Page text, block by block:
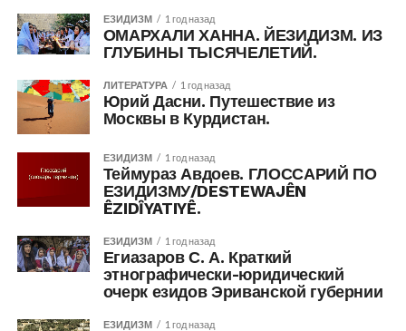
ЕЗИДИЗМ 1 год назад
ОМАРХАЛИ ХАННА. ЙЕЗИДИЗМ. ИЗ
ГЛУБИНЫ ТЫСЯЧЕЛЕТИЙ.
ЛИТЕРАТУРА 1 год назад
Юрий Дасни. Путешествие из
Москвы в Курдистан.
ЕЗИДИЗМ 1 год назад
Теймураз Авдоев. ГЛОССАРИЙ ПО
ЕЗИДИЗМУ/DESTEWAJÊN
ÊZIDȊYATIYÊ.
ЕЗИДИЗМ 1 год назад
Егиазаров С. А. Краткий
этнографически-юридический
очерк езидов Эриванской губернии
ЕЗИДИЗМ 1 год назад